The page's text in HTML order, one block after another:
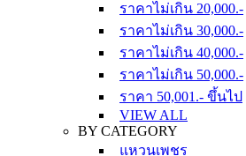
ราคาไม่เกิน 20,000.-
ราคาไม่เกิน 30,000.-
ราคาไม่เกิน 40,000.-
ราคาไม่เกิน 50,000.-
ราคา 50,001.- ขึ้นไป
VIEW ALL
BY CATEGORY
แหวนเพชร